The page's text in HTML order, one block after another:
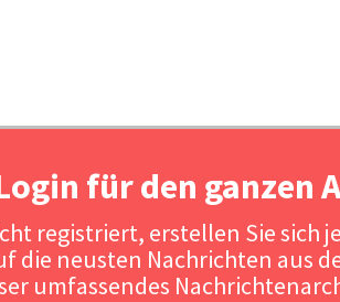
für den ganzen
registriert, erstellen Sie sich
die neusten Nachrichten aus
umfassendes